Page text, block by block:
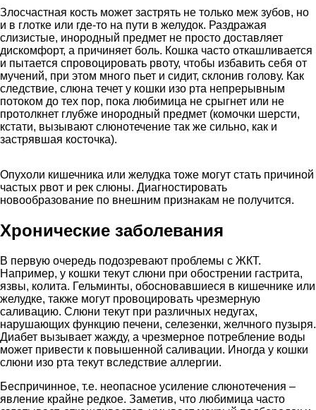
Злосчастная кость может застрять не только меж зубов, но
и в глотке или где-то на пути в желудок. Раздражая
слизистые, инородный предмет не просто доставляет
дискомфорт, а причиняет боль. Кошка часто откашливается
и пытается спровоцировать рвоту, чтобы избавить себя от
мучений, при этом много пьет и сидит, склонив голову. Как
следствие, слюна течет у кошки изо рта непрерывным
потоком до тех пор, пока любимица не срыгнет или не
протолкнет глубже инородный предмет (комочки шерсти,
кстати, вызывают слюнотечение так же сильно, как и
застрявшая косточка).
Опухоли кишечника или желудка тоже могут стать причиной
частых рвот и рек слюны. Диагностировать
новообразование по внешним признакам не получится.
Хронические заболевания
В первую очередь подозревают проблемы с ЖКТ.
Например, у кошки текут слюни при обострении гастрита,
язвы, колита. Гельминты, обосновавшиеся в кишечнике или
желудке, также могут провоцировать чрезмерную
саливацию. Слюни текут при различных недугах,
нарушающих функцию печени, селезенки, желчного пузыря.
Диабет вызывает жажду, а чрезмерное потребление воды
может привести к повышенной саливации. Иногда у кошки
слюни изо рта текут вследствие аллергии.
Беспричинное, т.е. неопасное усиление слюнотечения –
явление крайне редкое. Заметив, что любимица часто